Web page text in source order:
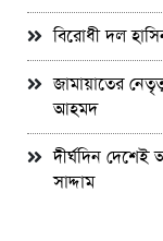
বিরোধী দল
জামায়াতের
আহমদ
দীর্ঘদিন দেশেই
সাদ্দাম